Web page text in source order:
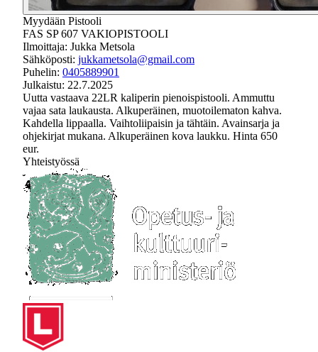
Myydään Pistooli
FAS SP 607 VAKIOPISTOOLI
Ilmoittaja: Jukka Metsola
Sähköposti: jukkametsola@gmail.com
Puhelin: 0405889901
Julkaistu: 22.7.2025
Uutta vastaava 22LR kaliperin pienoispistooli. Ammuttu
vajaa sata laukausta. Alkuperäinen, muotoilematon kahva.
Kahdella lippaalla. Vaihtoliipaisin ja tähtäin. Avainsarja ja
ohjekirjat mukana. Alkuperäinen kova laukku. Hinta 650
eur.
Yhteistyössä